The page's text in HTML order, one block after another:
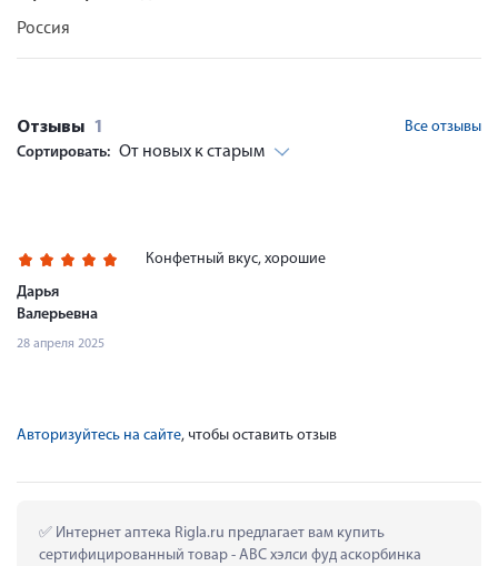
Россия
Отзывы 1
Все отзывы
Сортировать: От новых к старым
Дарья
Валерьевна
28 апреля 2025
Конфетный вкус, хорошие
Авторизуйтесь на сайте, чтобы оставить отзыв
Интернет аптека Rigla.ru предлагает вам купить
сертифицированный товар - АВС хэлси фуд аскорбинка